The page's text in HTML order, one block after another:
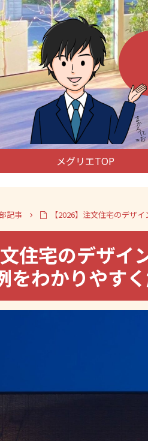
メグリエTOP
記事 【2026】注文住宅のデザ
文住宅のデザ
をわかりやす